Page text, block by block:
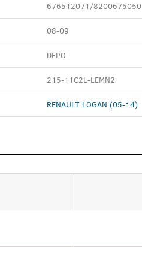
676512071/8200675050
08-09
DEPO
215-11C2L-LEMN2
RENAULT LOGAN (05-14)